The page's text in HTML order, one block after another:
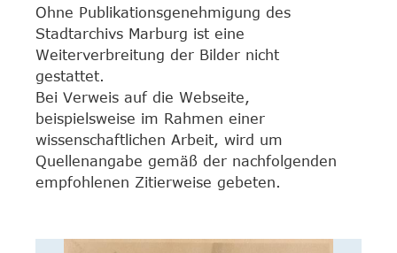
Ohne Publikationsgenehmigung des
Stadtarchivs Marburg ist eine
Weiterverbreitung der Bilder nicht
gestattet.
Bei Verweis auf die Webseite,
beispielsweise im Rahmen einer
wissenschaftlichen Arbeit, wird um
Quellenangabe gemäß der nachfolgenden
empfohlenen Zitierweise gebeten.